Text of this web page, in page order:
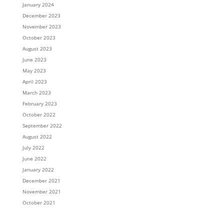
January 2024
December 2023
November 2023
October 2023
August 2023
June 2023
May 2023
April 2023
March 2023
February 2023
October 2022
September 2022
August 2022
July 2022
June 2022
January 2022
December 2021
November 2021
October 2021